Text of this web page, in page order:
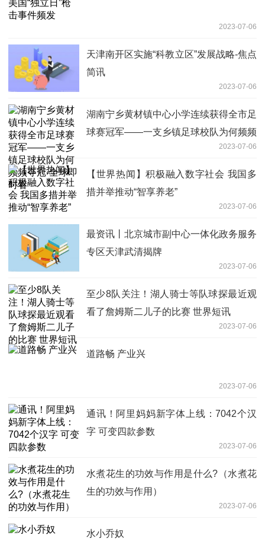
2023-07-06
天津南开区实施“科教立区”发展战略-焦点
简讯
2023-07-06
湖南宁乡黄材镇中心小学连续获得全市足
球赛冠军——一支乡镇足球校队为何频频
2023-07-06
【世界热闻】积极融入数字社会 我国多
措并举推动“智享养老”
2023-07-06
最资讯丨北京城市副中心一体化政务服务
专区天津武清揭牌
2023-07-06
至少8队关注！湖人骑士等队球探最近观
看了詹姆斯二儿子的比赛 世界短讯
2023-07-06
道路畅 产业兴
2023-07-06
通讯！阿里妈妈新字体上线：7042个汉
字 可变四款参数
2023-07-06
水煮花生的功效与作用是什么?（水煮花
生的功效与作用）
2023-07-06
水小乔奴